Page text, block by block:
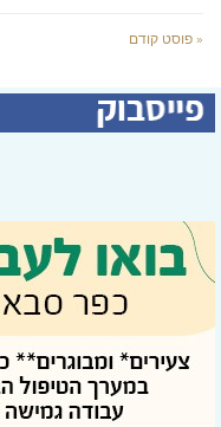
« פוסט קודם